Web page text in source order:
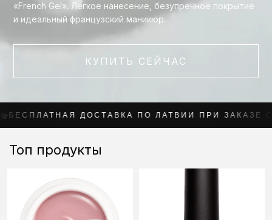
«French Gel». Легкое нанесение, безупречное покрытие
и идеальный французский маникюр.
КУПИТЬ СЕЙЧАС
ДОСТАВКА ПО ЛАТВИИ ПРИ ЗАКАЗЕ СВЫШЕ 100
Топ продукты